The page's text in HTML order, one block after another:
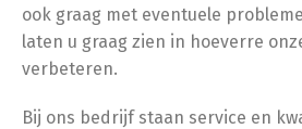
ook graag met eventuele
laten u graag zien in hoeverre
verbeteren.
Bij ons bedrijf staan service en